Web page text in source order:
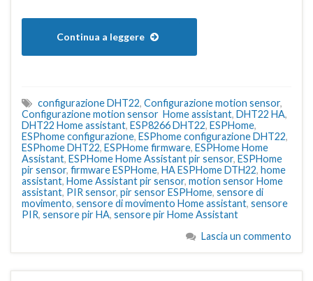
Continua a leggere
configurazione DHT22, Configurazione motion sensor,
Configurazione motion sensor Home assistant, DHT22 HA,
DHT22 Home assistant, ESP8266 DHT22, ESPHome,
ESPhome configurazione, ESPhome configurazione DHT22,
ESPhome DHT22, ESPHome firmware, ESPHome Home
Assistant, ESPHome Home Assistant pir sensor, ESPHome
pir sensor, firmware ESPHome, HA ESPHome DTH22, home
assistant, Home Assistant pir sensor, motion sensor Home
assistant, PIR sensor, pir sensor ESPHome, sensore di
movimento, sensore di movimento Home assistant, sensore
PIR, sensore pir HA, sensore pir Home Assistant
Lascia un commento